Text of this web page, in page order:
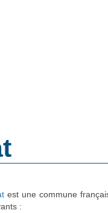
est une commune
: